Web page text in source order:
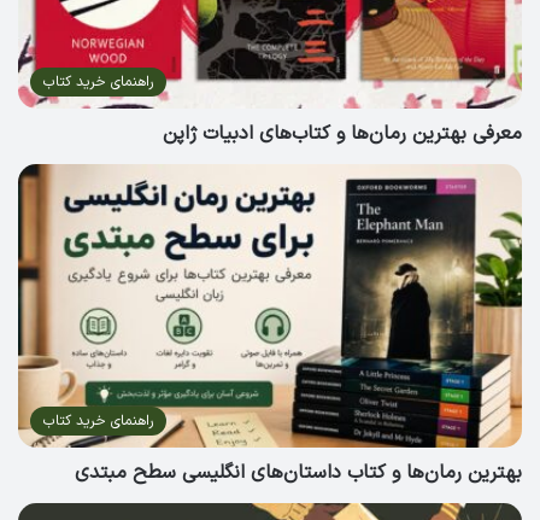
راهنمای خرید کتاب
معرفی بهترین رمان‌ها و کتاب‌های ادبیات ژاپن
راهنمای خرید کتاب
بهترین رمان‌ها و کتاب داستان‌های انگلیسی سطح مبتدی